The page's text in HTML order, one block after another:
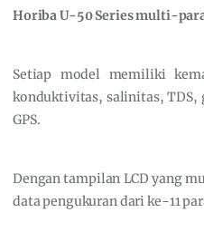
Horiba U-50 Series multi-
Setiap model memiliki
konduktivitas, salinitas, TDS,
GPS.
Dengan tampilan LCD yang
data pengukuran dari ke-11